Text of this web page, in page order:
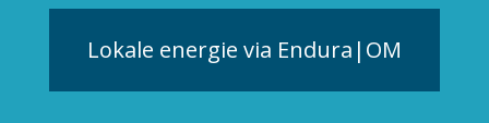
Lokale energie via Endura|OM